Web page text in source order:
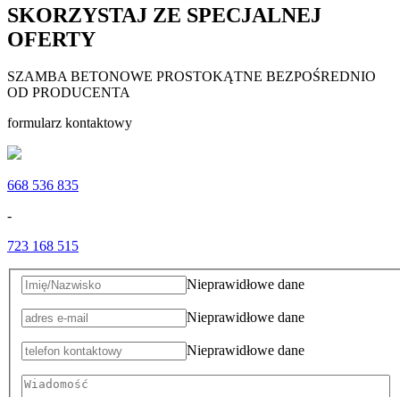
SKORZYSTAJ ZE SPECJALNEJ
OFERTY
SZAMBA BETONOWE PROSTOKĄTNE BEZPOŚREDNIO
OD PRODUCENTA
formularz kontaktowy
668 536 835
-
723 168 515
Nieprawidłowe dane
Nieprawidłowe dane
Nieprawidłowe dane